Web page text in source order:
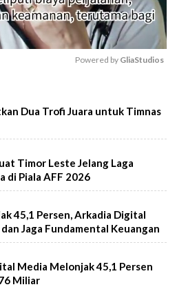
Powered by GliaStudios
Dua Trofi Juara untuk Timnas
Timor Leste Jelang Laga
di Piala AFF 2026
45,1 Persen, Arkadia Digital
Jaga Fundamental Keuangan
Media Melonjak 45,1 Persen
Miliar